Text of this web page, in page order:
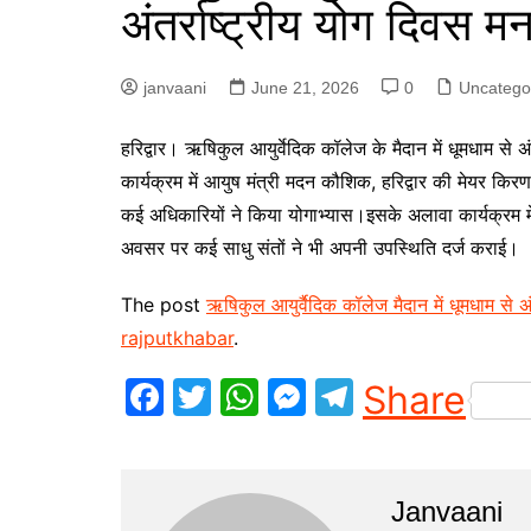
अंतर्राष्ट्रीय योग दिवस
janvaani June 21, 2026 0
हरिद्वार। ऋषिकुल आयुर्वेदिक कॉलेज के मैदान में धूमधाम से
कार्यक्रम में आयुष मंत्री मदन कौशिक, हरिद्वार की मेयर
कई अधिकारियों ने किया योगाभ्यास।इसके अलावा
अवसर पर कई साधु संतों ने भी अपनी उपस्थिति दर्ज कराई।
The postऋषिकुल आयुर्वैदिक कॉलेज मैदान में धूमधाम से
rajputkhabar.
F
e
T
er
W
s
M
s
T
el
Share
Janvaani